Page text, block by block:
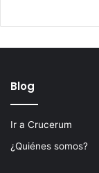
Blog
Ir a Crucerum
¿Quiénes somos?